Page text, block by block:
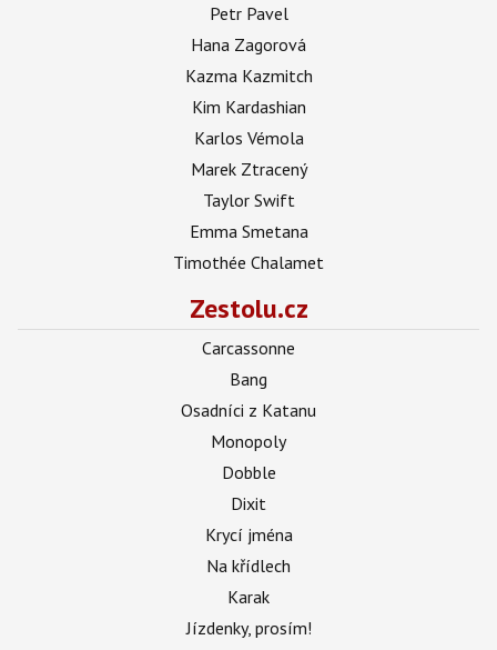
Petr Pavel
Hana Zagorová
Kazma Kazmitch
Kim Kardashian
Karlos Vémola
Marek Ztracený
Taylor Swift
Emma Smetana
Timothée Chalamet
Zestolu.cz
Carcassonne
Bang
Osadníci z Katanu
Monopoly
Dobble
Dixit
Krycí jména
Na křídlech
Karak
Jízdenky, prosím!